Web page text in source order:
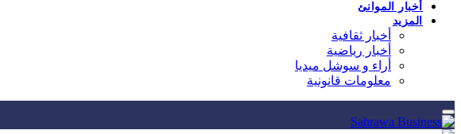
أخبار الموانئ
المزيد
أخبار ثقافية
أخبار رياضية
أراء و سوشل ميديا
معلومات قانونية